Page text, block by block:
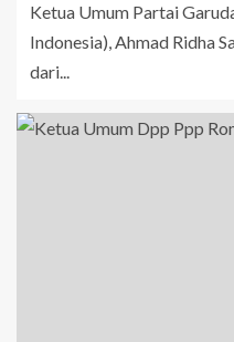
Ketua Umum Partai
Indonesia), Ahmad Ridha
dari...